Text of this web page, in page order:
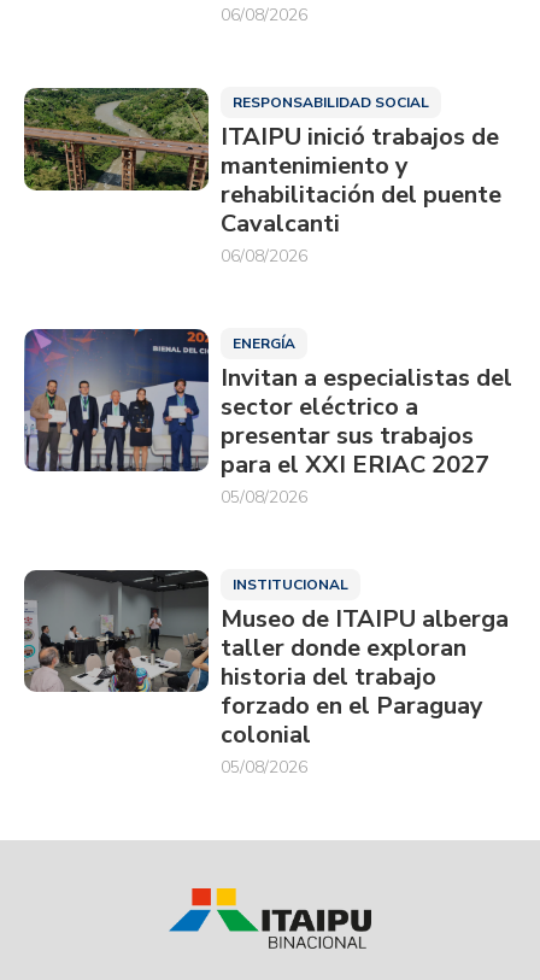
06/08/2026
RESPONSABILIDAD SOCIAL
ITAIPU inició trabajos de
mantenimiento y
rehabilitación del puente
Cavalcanti
06/08/2026
ENERGÍA
Invitan a especialistas del
sector eléctrico a
presentar sus trabajos
para el XXI ERIAC 2027
05/08/2026
INSTITUCIONAL
Museo de ITAIPU alberga
taller donde exploran
historia del trabajo
forzado en el Paraguay
colonial
05/08/2026